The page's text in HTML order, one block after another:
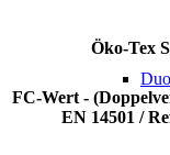
Öko-Tex
FC-Wert -
EN 14501 /